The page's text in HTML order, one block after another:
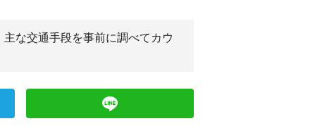
な交通手段を事前に調べてカウ